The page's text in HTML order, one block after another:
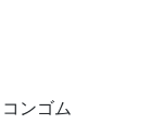
ンゴム